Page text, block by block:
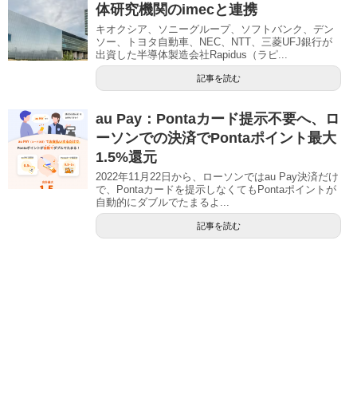
体研究機関のimecと連携
キオクシア、ソニーグループ、ソフトバンク、デン
ソー、トヨタ自動車、NEC、NTT、三菱UFJ銀行が
出資した半導体製造会社Rapidus（ラピ...
記事を読む
au Pay：Pontaカード提示不要へ、ロ
ーソンでの決済でPontaポイント最大
1.5%還元
2022年11月22日から、ローソンではau Pay決済だけ
で、Pontaカードを提示しなくてもPontaポイントが
自動的にダブルでたまるよ...
記事を読む